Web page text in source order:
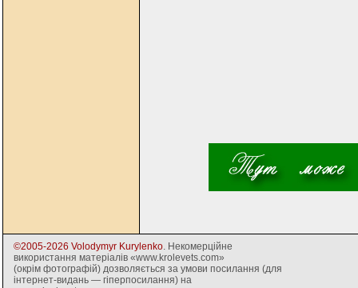
©2005-2026 Volodymyr Kurylenko. Некомерційне
використання матеріалів «www.krolevets.com»
(окрім фотографій) дозволяється за умови посилання (для
інтернет-видань — гіперпосилання) на